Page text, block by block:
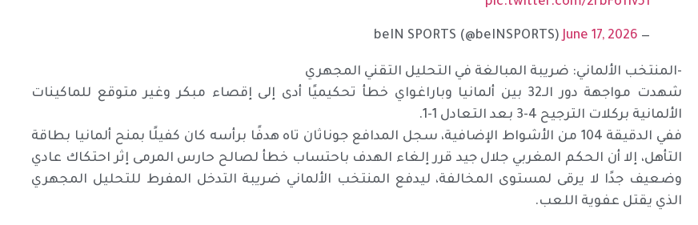
— beIN SPORTS (@beINSPORTS)
June 17, 2026
-المنتخب الألماني: ضريبة المبالغة في التحليل التقني المجهري
شهدت مواجهة دور الـ32 بين ألمانيا وباراغواي خطأ تحكيميًا أدى إلى إقصاء مبكر وغير متوقع للماكينات
الألمانية بركلات الترجيح 4-3 بعد التعادل 1-1.
ففي الدقيقة 104 من الأشواط الإضافية، سجل المدافع جوناثان تاه هدفًا برأسه كان كفيلًا بمنح ألمانيا بطاقة
التأهل، إلا أن الحكم المغربي جلال جيد قرر إلغاء الهدف باحتساب خطأ لصالح حارس المرمى إثر احتكاك عادي
وضعيف جدًا لا يرقى لمستوى المخالفة، ليدفع المنتخب الألماني ضريبة التدخل المفرط للتحليل المجهري
الذي يقتل عفوية اللعب.